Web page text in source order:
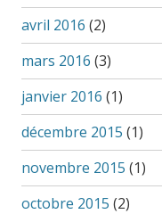
avril 2016 (2)
mars 2016 (3)
janvier 2016 (1)
décembre 2015 (1)
novembre 2015 (1)
octobre 2015 (2)